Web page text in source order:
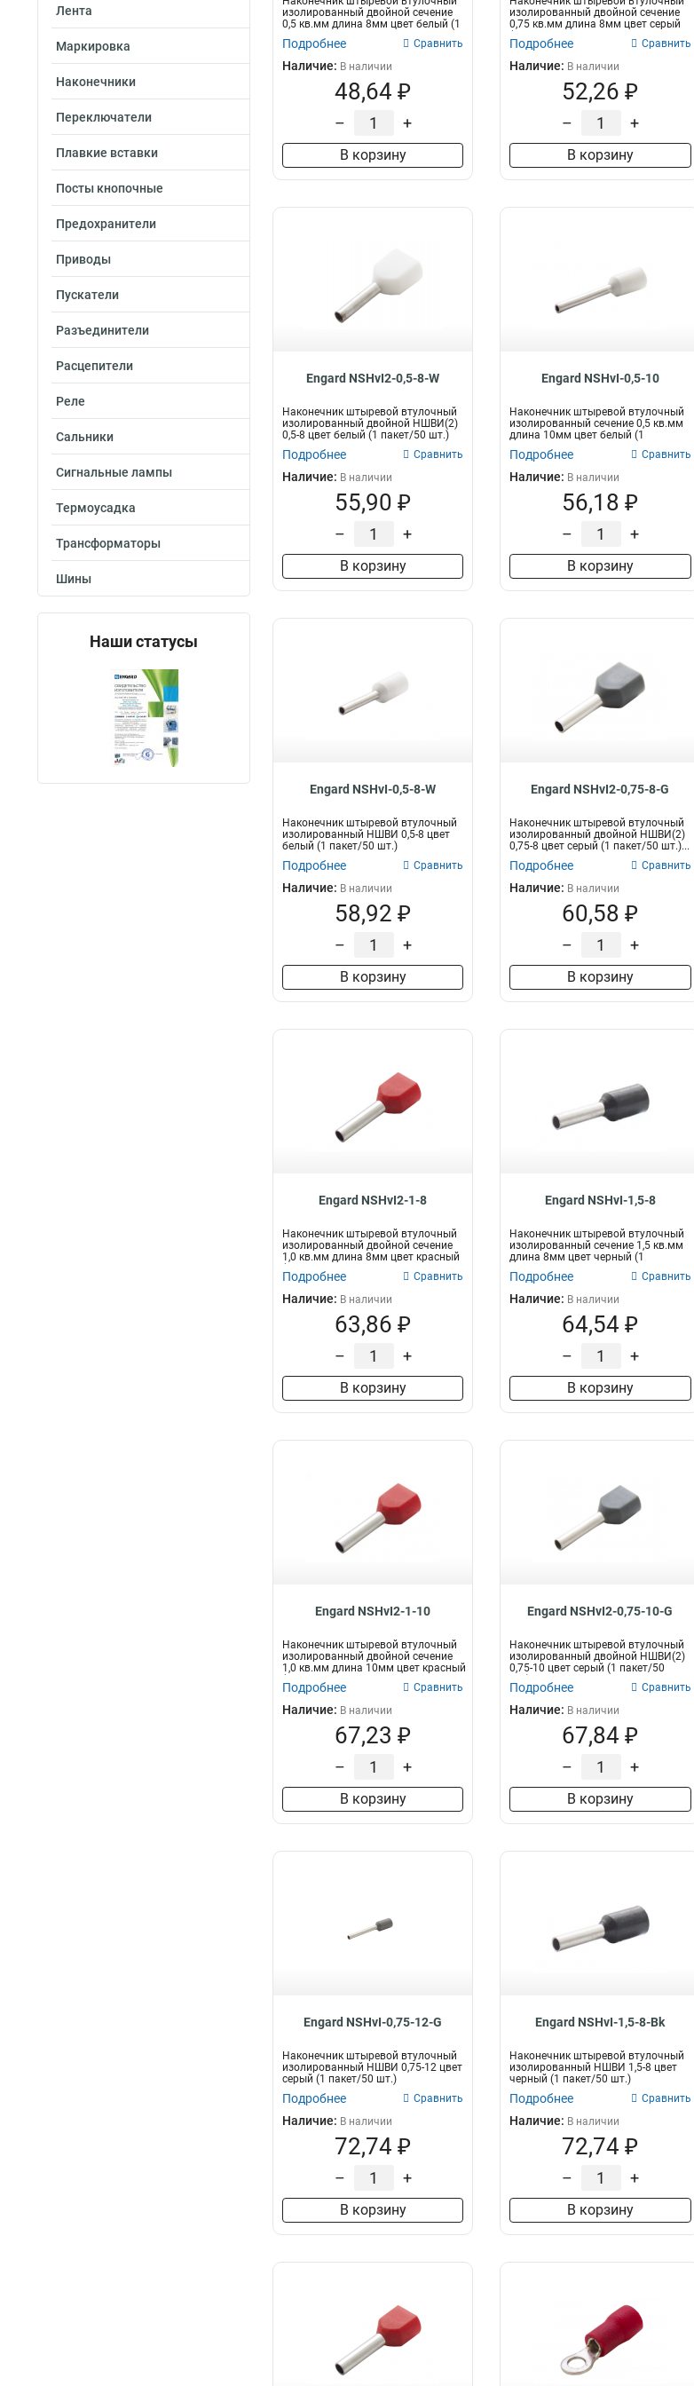
Лента
Маркировка
Наконечники
Переключатели
Плавкие вставки
Посты кнопочные
Предохранители
Приводы
Пускатели
Разъединители
Расцепители
Реле
Сальники
Сигнальные лампы
Термоусадка
Трансформаторы
Шины
Наши статусы
25-8-7мм2 1
25-6-7мм2 1
16-8-6мм2 1
16-6-6мм2 1
185мм2 1
1,0-8мм2 1
0,75-10мм2 1
50-20мм2 1
25-16мм2
16-18мм2
10-18мм2
4
5
0,75мм2
2,5-18мм2 1
2,5-8мм2 1
1-12мм2 1
изолированный двойной сечение
0,5 кв.мм длина 8мм цвет белый (1
Подробнее Сравнить
Наличие: В наличии
48,64 ₽
– +
В корзину
изолированный двойной сечение
0,75 кв.мм длина 8мм цвет серый
Подробнее Сравнить
Наличие: В наличии
52,26 ₽
– +
В корзину
Engard NSHvI2-0,5-8-W
Наконечник штыревой втулочный
изолированный двойной НШВИ(2)
0,5-8 цвет белый (1 пакет/50 шт.)
Подробнее Сравнить
Наличие: В наличии
55,90 ₽
– +
В корзину
Engard NSHvI-0,5-10
Наконечник штыревой втулочный
изолированный сечение 0,5 кв.мм
длина 10мм цвет белый (1
пакет/50...
Подробнее Сравнить
Наличие: В наличии
56,18 ₽
– +
В корзину
Engard NSHvI-0,5-8-W
Наконечник штыревой втулочный
изолированный НШВИ 0,5-8 цвет
белый (1 пакет/50 шт.)
Подробнее Сравнить
Наличие: В наличии
58,92 ₽
– +
В корзину
Engard NSHvI2-0,75-8-G
Наконечник штыревой втулочный
изолированный двойной НШВИ(2)
0,75-8 цвет серый (1 пакет/50 шт.)...
Подробнее Сравнить
Наличие: В наличии
60,58 ₽
– +
В корзину
Engard NSHvI2-1-8
Наконечник штыревой втулочный
изолированный двойной сечение
1,0 кв.мм длина 8мм цвет красный
Подробнее Сравнить
Наличие: В наличии
63,86 ₽
– +
В корзину
Engard NSHvI-1,5-8
Наконечник штыревой втулочный
изолированный сечение 1,5 кв.мм
длина 8мм цвет черный (1
пакет/50...
Подробнее Сравнить
Наличие: В наличии
64,54 ₽
– +
В корзину
Engard NSHvI2-1-10
Наконечник штыревой втулочный
изолированный двойной сечение
1,0 кв.мм длина 10мм цвет красный
Подробнее Сравнить
Наличие: В наличии
67,23 ₽
– +
В корзину
Engard NSHvI2-0,75-10-G
Наконечник штыревой втулочный
изолированный двойной НШВИ(2)
0,75-10 цвет серый (1 пакет/50
Подробнее Сравнить
Наличие: В наличии
67,84 ₽
– +
В корзину
Engard NSHvI-0,75-12-G
Наконечник штыревой втулочный
изолированный НШВИ 0,75-12 цвет
серый (1 пакет/50 шт.)
Подробнее Сравнить
Наличие: В наличии
72,74 ₽
– +
В корзину
Engard NSHvI-1,5-8-Bk
Наконечник штыревой втулочный
изолированный НШВИ 1,5-8 цвет
черный (1 пакет/50 шт.)
Подробнее Сравнить
Наличие: В наличии
72,74 ₽
– +
В корзину